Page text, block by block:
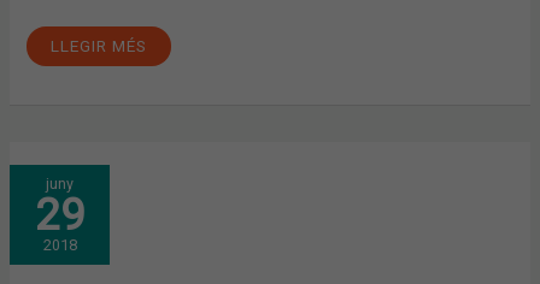
LLEGIR MÉS
juny
29
2018
MAIG:
“ATENCIÓ
PELL”,
“ATENCIÓ
MEDICACIÓ”
I
ALTRES